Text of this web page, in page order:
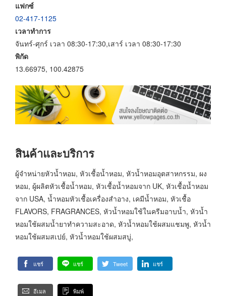
แฟกซ์
02-417-1125
เวลาทำการ
จันทร์-ศุกร์ เวลา 08:30-17:30,เสาร์ เวลา 08:30-17:30
พิกัด
13.66975, 100.42875
สินค้าและบริการ
ผู้จำหน่ายหัวน้ำหอม, หัวเชื้อน้ำหอม, หัวน้ำหอมอุตสาหกรรม, ผง
หอม, ผู้ผลิตหัวเชื้อน้ำหอม, หัวเชื้อน้ำหอมจาก UK, หัวเชื้อน้ำหอม
จาก USA, น้ำหอมหัวเชื้อเครื่องสำอาง, เคมีน้ำหอม, หัวเชื้อ
FLAVORS, FRAGRANCES, หัวน้ำหอมใช้ในครีมอาบน้ำ, หัวน้ำ
หอมใช้ผสมน้ำยาทำความสะอาด, หัวน้ำหอมใช้ผสมแชมพู, หัวน้ำ
หอมใช้ผสมสเปย์, หัวน้ำหอมใช้ผสมสบู่,
แชร์ แชร์ Tweet แชร์
อีเมล พิมพ์